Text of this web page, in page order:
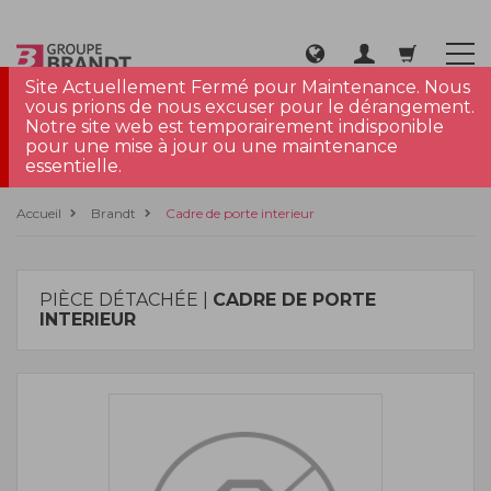
Site Actuellement Fermé pour Maintenance. Nous
vous prions de nous excuser pour le dérangement.
Notre site web est temporairement indisponible
pour une mise à jour ou une maintenance
essentielle.
Accueil Brandt Cadre de porte interieur
PIÈCE DÉTACHÉE | CADRE DE PORTE
INTERIEUR